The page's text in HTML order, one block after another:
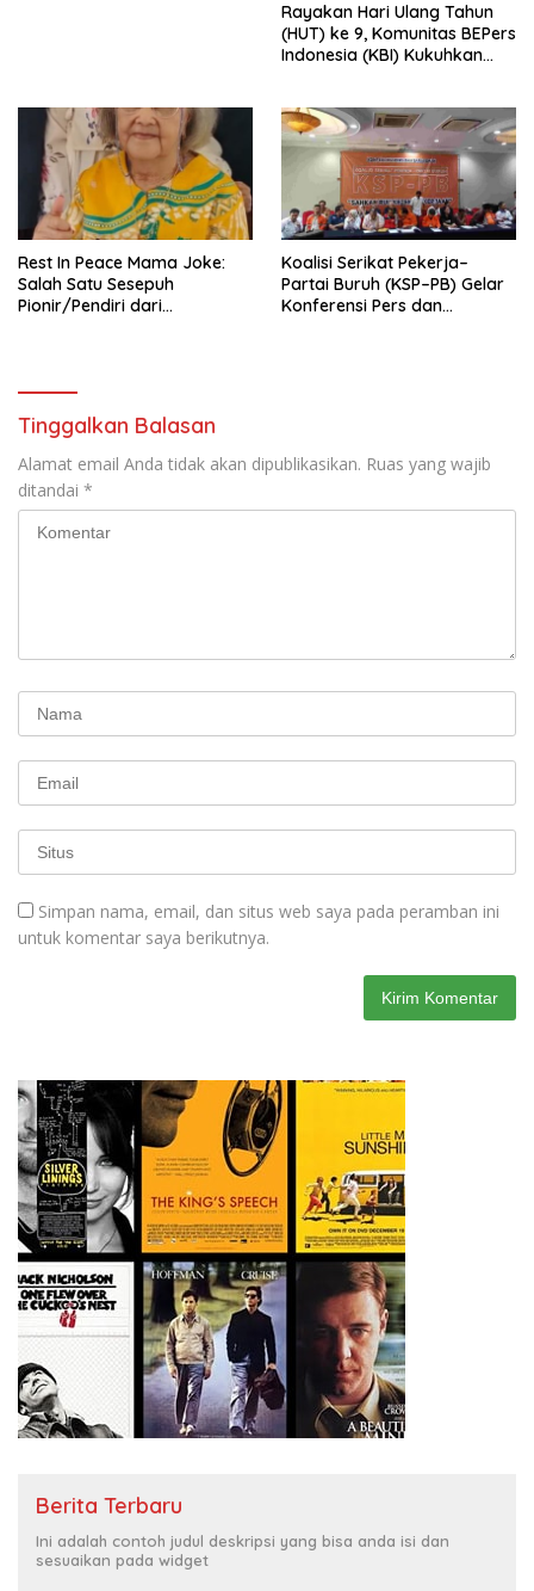
Rayakan Hari Ulang Tahun
(HUT) ke 9, Komunitas BEPers
Indonesia (KBI) Kukuhkan
Tema: “Penguatan dan
Pengembangan Organisasi
KBI yang Berbasis Riset di
seluruh Indonesia dan
Mancanegara”.
Rest In Peace Mama Joke:
Salah Satu Sesepuh
Pionir/Pendiri dari
Kasih Allah.
Koalisi Serikat Pekerja–
Partai Buruh (KSP–PB) Gelar
Konferensi Pers dan
Tinggalkan Balasan
Alamat email Anda tidak akan dipublikasikan. Ruas yang wajib
ditandai *
Simpan nama, email, dan situs web saya pada peramban ini
untuk komentar saya berikutnya.
Berita Terbaru
Ini adalah contoh judul deskripsi yang bisa anda isi dan
sesuaikan pada widget